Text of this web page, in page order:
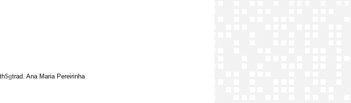
$gtrad. Ana Maria Pereirinha